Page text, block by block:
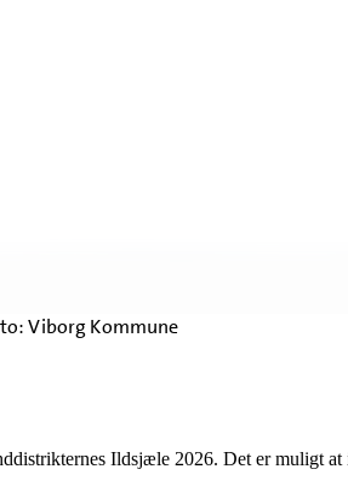
Viborg Kommune
Ildsjæle 2026. Det er muligt at